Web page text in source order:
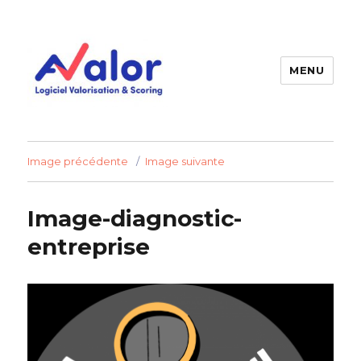
et fonds de commerce
MENU
Image précédente Image suivante
Image-diagnostic-
entreprise